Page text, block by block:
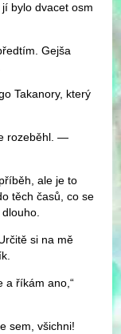
bylo dvacet osm
Gejša
Takanory, který
rozeběhl. —
ale je to
těch časů, co se
si na mě
a říkám ano,“
sem, všichni!